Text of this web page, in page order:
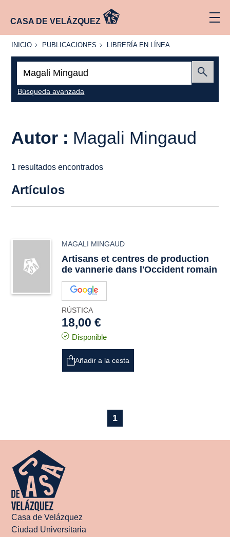
CASA DE VELÁZQUEZ
INICIO
INICIO PUBLICACIONES
PUBLICACIONES
LIBRERÍA
LÍNEA
LIBRERÍA EN LÍNEA
Búsqueda avanzada
Autor : Magali Mingaud
1 resultados encontrados
Artículos
MAGALI MINGAUD
Artisans et centres de production
de vannerie dans l'Occident romain
RÚSTICA
18,00 €
Disponible
Añadir a la cesta
1
Casa de Velázquez
Ciudad Universitaria